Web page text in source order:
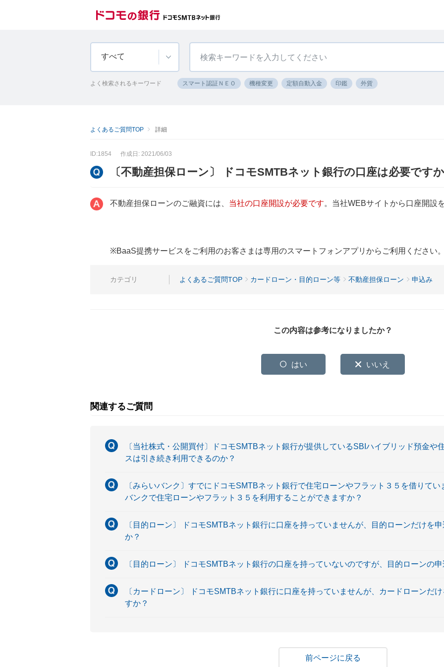
すべて
よく検索されるキーワード スマート認証ＮＥＯ 機種変更 定額自動入金 印鑑 外貨
よくあるご質問TOP 詳細
ID:1854 作成日: 2021/06/03
〔不動産担保ローン〕 ドコモSMTBネット銀行の口座は必要です
不動産担保ローンのご融資には、 当社の口座開設が必要です。当社WEBサイトから口座開設
※BaaS提携サービスをご利用のお客さまは専用のスマートフォンアプリからご利用ください
カテゴリ よくあるご質問TOP カードローン・目的ローン等 不動産担保ローン 申込み
この内容は参考になりましたか？
はい いいえ
関連するご質問
〔当社株式・公開買付〕ドコモSMTBネット銀行が提供しているSBIハイブリッド預金や
スは引き続き利用できるのか？
〔みらいバンク〕すでにドコモSMTBネット銀行で住宅ローンやフラット３５を借りて
バンクで住宅ローンやフラット３５を利用することができますか？
〔目的ローン〕 ドコモSMTBネット銀行に口座を持っていませんが、目的ローンだけを
か？
〔目的ローン〕 ドコモSMTBネット銀行の口座を持っていないのですが、目的ローンの
〔カードローン〕 ドコモSMTBネット銀行に口座を持っていませんが、カードローンだ
すか？
戻る